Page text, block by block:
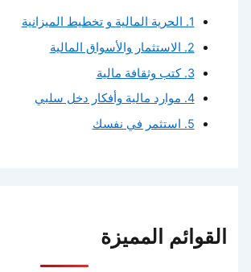
2. الاستثمار والأسواق المالية
3. كتب وثقافة مالية
4. موارد مالية وأفكار دخل سلبي
5. استثمر في نفسك
القوائم المميزة